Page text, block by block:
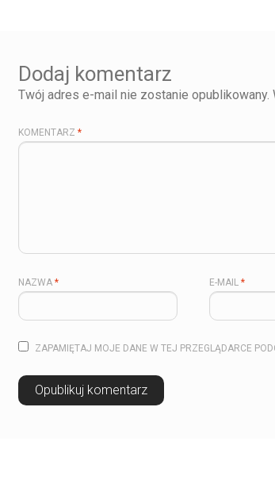
Dodaj komentarz
Twój adres e-mail nie zostanie opublikowany.
KOMENTARZ *
NAZWA * E-MAIL*
ZAPAMIĘTAJ MOJE DANE W TEJ PRZEGLĄDARCE